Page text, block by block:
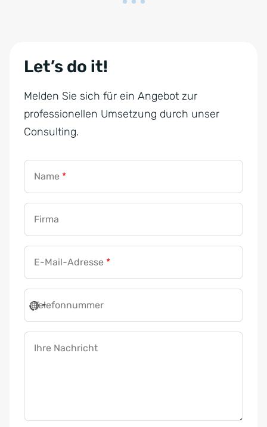
Let’s do it!
Melden Sie sich für ein Angebot zur
professionellen Umsetzung durch unser
Consulting.
Name *
Firma
E-Mail-Adresse *
Telefonnummer
Ihre Nachricht